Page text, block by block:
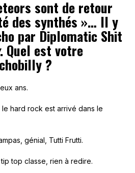
sont de retour
des synthés »… Il y
par Diplomatic Shit
. Quel est votre
?
ans.
hard rock est arrivé dans le
génial, Tutti Frutti.
top classe, rien à redire.